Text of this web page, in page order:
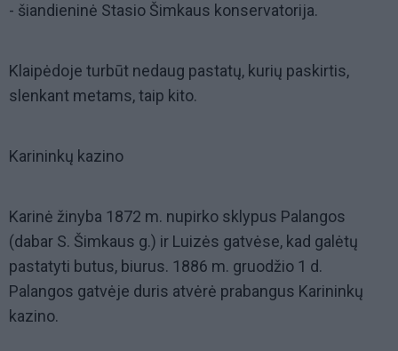
- šiandieninė Stasio Šimkaus konservatorija.
Klaipėdoje turbūt nedaug pastatų, kurių paskirtis,
slenkant metams, taip kito.
Karininkų kazino
Karinė žinyba 1872 m. nupirko sklypus Palangos
(dabar S. Šimkaus g.) ir Luizės gatvėse, kad galėtų
pastatyti butus, biurus. 1886 m. gruodžio 1 d.
Palangos gatvėje duris atvėrė prabangus Karininkų
kazino.